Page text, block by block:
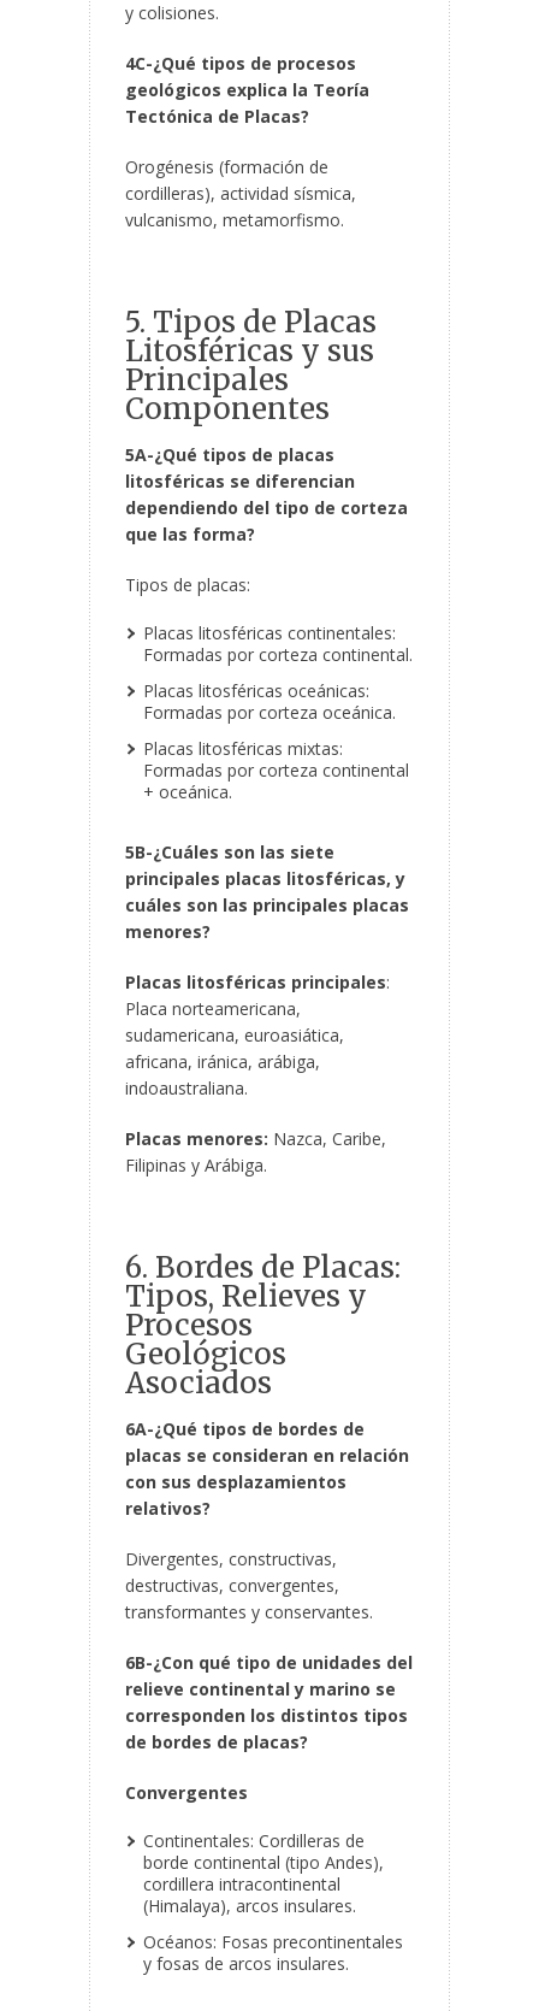
y colisiones.
4C-¿Qué tipos de procesos
geológicos explica la Teoría
Tectónica de Placas?
Orogénesis (formación de
cordilleras), actividad sísmica,
vulcanismo, metamorfismo.
5. Tipos de Placas
Litosféricas y sus
Principales
Componentes
5A-¿Qué tipos de placas
litosféricas se diferencian
dependiendo del tipo de corteza
que las forma?
Tipos de placas:
Placas litosféricas continentales:
Formadas por corteza continental.
Placas litosféricas oceánicas:
Formadas por corteza oceánica.
Placas litosféricas mixtas:
Formadas por corteza continental
+ oceánica.
5B-¿Cuáles son las siete
principales placas litosféricas, y
cuáles son las principales placas
menores?
Placas litosféricas principales:
Placa norteamericana,
sudamericana, euroasiática,
africana, iránica, arábiga,
indoaustraliana.
Placas menores: Nazca, Caribe,
Filipinas y Arábiga.
6. Bordes de Placas:
Tipos, Relieves y
Procesos
Geológicos
Asociados
6A-¿Qué tipos de bordes de
placas se consideran en relación
con sus desplazamientos
relativos?
Divergentes, constructivas,
destructivas, convergentes,
transformantes y conservantes.
6B-¿Con qué tipo de unidades del
relieve continental y marino se
corresponden los distintos tipos
de bordes de placas?
Convergentes
Continentales: Cordilleras de
borde continental (tipo Andes),
cordillera intracontinental
(Himalaya), arcos insulares.
Océanos: Fosas precontinentales
y fosas de arcos insulares.